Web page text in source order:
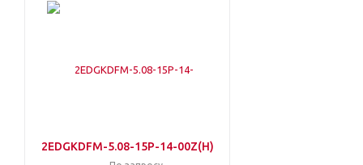
2EDGKDFM-5.08-15P-14-00Z(H)